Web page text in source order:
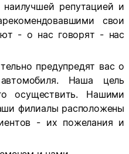
репутацией и
свои
- о нас говорят - нас
предупредят вас о
Наша цель
осуществить. Нашими
филиалы расположены
- их пожелания и